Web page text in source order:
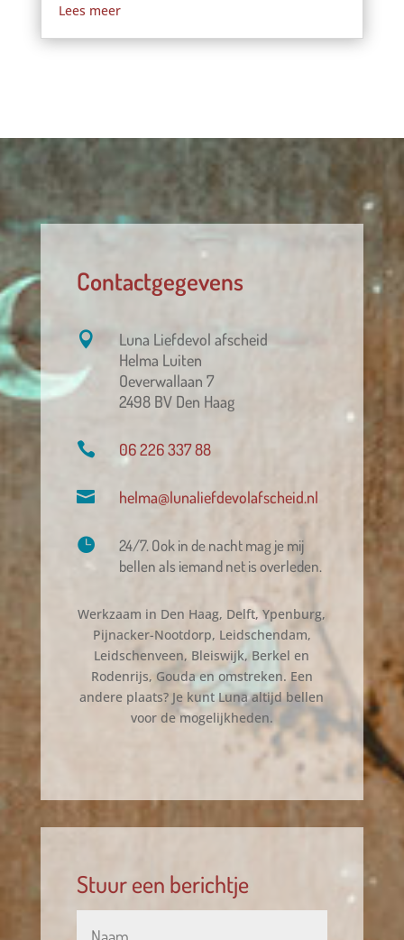
Lees meer
Contactgegevens

Luna Liefdevol afscheid
Helma Luiten
Oeverwallaan 7
2498 BV Den Haag
 06 226 337 88
 helma@lunaliefdevolafscheid.nl

24/7. Ook in de nacht mag je mij
bellen als iemand net is overleden.
Werkzaam in Den Haag, Delft, Ypenburg,
Pijnacker-Nootdorp, Leidschendam,
Leidschenveen, Bleiswijk, Berkel en
Rodenrijs, Gouda en omstreken. Een
andere plaats? Je kunt Luna altijd bellen
voor de mogelijkheden.
Stuur een berichtje